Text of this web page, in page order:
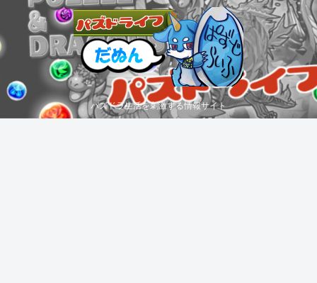
パズドラ生活を刺激する情報サイト